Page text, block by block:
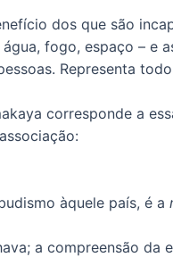
dos que são
fogo, espaço – e
Representa
corresponde a
àquele país, é a
a compreensão da